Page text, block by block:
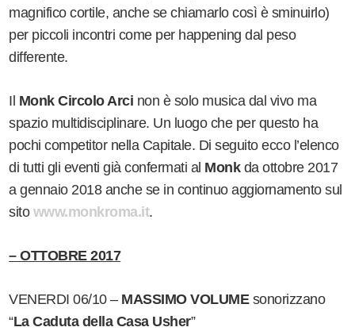
magnifico cortile, anche se chiamarlo così è sminuirlo)
per piccoli incontri come per happeningdal peso
differente.
Il Monk Circolo Arci non è solo musica dal vivo ma
spazio multidisciplinare. Un luogo che per questo ha
pochi competitor nella Capitale. Di seguito ecco l’elenco
di tutti gli eventi già confermati al Monkda ottobre 2017
a gennaio 2018 anche se in continuo aggiornamento sul
sito www.monkroma.it.
– OTTOBRE 2017
VENERDI 06/10 – MASSIMO VOLUMEsonorizzano
“La Caduta della Casa Usher”